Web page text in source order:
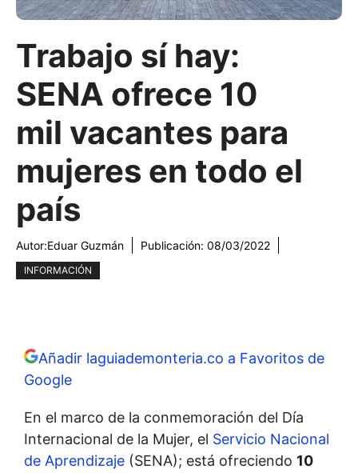
Trabajo sí hay:
SENA ofrece 10
mil vacantes para
mujeres en todo el
país
Autor:Eduar Guzmán Publicación: 08/03/2022
INFORMACIÓN
Añadir laguiademonteria.co a Favoritos de
Google
En el marco de la conmemoración del Día
Internacional de la Mujer, el Servicio Nacional
de Aprendizaje (SENA); está ofreciendo 10